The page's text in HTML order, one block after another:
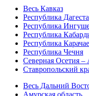
Весь Кавказ
Республика
Республика
Республика
Республика
Республика Чечня
Северная Осетия –
Ставропольский
Весь Дальний
Амурская область